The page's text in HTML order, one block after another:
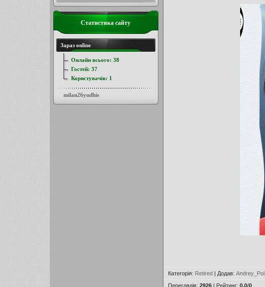
Категорія: Retired| Додав: Andrey_Pol
Переглядів: 2926| Рейтинг: 0.0/0
Статистика сайту
Зараз online
Онлайн всього: 38
Гостей: 37
Користувачів: 1
milan26yudhis